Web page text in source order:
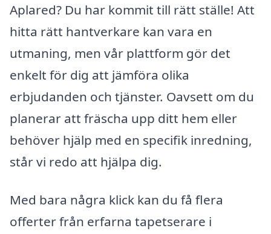
Aplared? Du har kommit till rätt ställe! Att
hitta rätt hantverkare kan vara en
utmaning, men vår plattform gör det
enkelt för dig att jämföra olika
erbjudanden och tjänster. Oavsett om du
planerar att fräscha upp ditt hem eller
behöver hjälp med en specifik inredning,
står vi redo att hjälpa dig.
Med bara några klick kan du få flera
offerter från erfarna tapetserare i